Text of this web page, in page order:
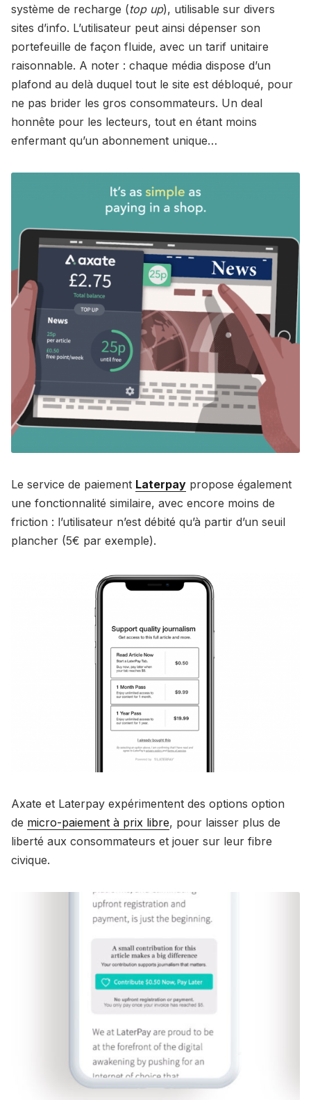
système de recharge (top up), utilisable sur divers
sites d’info. L’utilisateur peut ainsi dépenser son
portefeuille de façon fluide, avec un tarif unitaire
raisonnable. A noter : chaque média dispose d’un
plafond au delà duquel tout le site est débloqué, pour
ne pas brider les gros consommateurs. Un deal
honnête pour les lecteurs, tout en étant moins
enfermant qu’un abonnement unique…
Le service de paiement Laterpay propose également
une fonctionnalité similaire, avec encore moins de
friction : l’utilisateur n’est débité qu’à partir d’un seuil
plancher (5€ par exemple).
Axate et Laterpay expérimentent des options option
de micro-paiement à prix libre, pour laisser plus de
liberté aux consommateurs et jouer sur leur fibre
civique.